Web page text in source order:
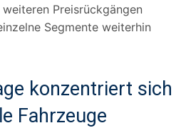
Preisrückgängen
Segmente weiterhin
konzentriert sich
Fahrzeuge